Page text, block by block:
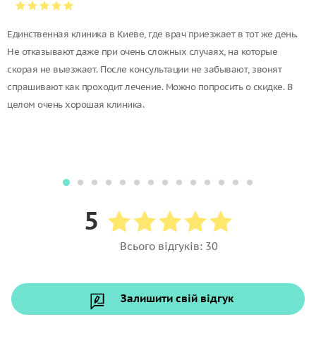
Единственная клиника в Киеве, где врач приезжает в тот же день.
Не отказывают даже при очень сложных случаях, на которые
скорая не выезжает. После консультации не забывают, звонят
спрашивают как проходит лечение. Можно попросить о скидке. В
целом очень хорошая клиника.
5
Всього відгуків: 30
Залишити свій відгук